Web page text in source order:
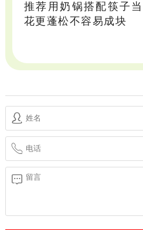
推荐用奶锅搭配筷子当
花更蓬松不容易成块